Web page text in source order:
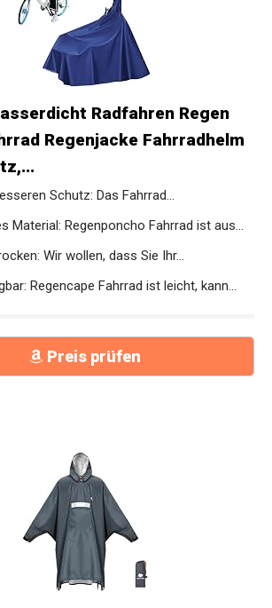
Radfahren Regen
Regenjacke Fahrradhelm
Schutz: Das Fahrrad...
Material: Regenponcho Fahrrad ist aus...
Wir wollen, dass Sie Ihr...
Regencape Fahrrad ist leicht, kann...
Preis prüfen